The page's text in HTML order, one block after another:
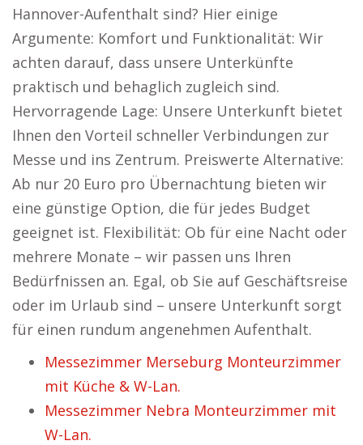
Hannover-Aufenthalt sind? Hier einige
Argumente: Komfort und Funktionalität: Wir
achten darauf, dass unsere Unterkünfte
praktisch und behaglich zugleich sind.
Hervorragende Lage: Unsere Unterkunft bietet
Ihnen den Vorteil schneller Verbindungen zur
Messe und ins Zentrum. Preiswerte Alternative:
Ab nur 20 Euro pro Übernachtung bieten wir
eine günstige Option, die für jedes Budget
geeignet ist. Flexibilität: Ob für eine Nacht oder
mehrere Monate – wir passen uns Ihren
Bedürfnissen an. Egal, ob Sie auf Geschäftsreise
oder im Urlaub sind – unsere Unterkunft sorgt
für einen rundum angenehmen Aufenthalt.
Messezimmer Merseburg Monteurzimmer
mit Küche & W-Lan.
Messezimmer Nebra Monteurzimmer mit
W-Lan.